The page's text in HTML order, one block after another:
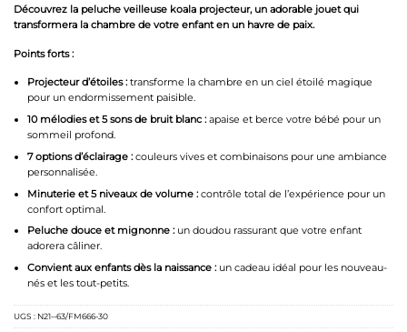
initial
était :
actuel
est :
Découvrez la peluche veilleuse koala projecteur, un adorable jouet qui
transformera la chambre de votre enfant en un havre de paix.
Points forts :
Projecteur d’étoiles :transforme la chambre en un ciel étoilé magique
pour un endormissement paisible.
10 mélodies et 5 sons de bruit blanc :apaise et berce votre bébé pour un
sommeil profond.
7 options d’éclairage :couleurs vives et combinaisons pour une ambiance
personnalisée.
Minuterie et 5 niveaux de volume :contrôle total de l’expérience pour un
confort optimal.
Peluche douce et mignonne :un doudou rassurant que votre enfant
adorera câliner.
Convient aux enfants dès la naissance :un cadeau idéal pour les nouveau-
nés et les tout-petits.
UGS : N21--63/FM666-30